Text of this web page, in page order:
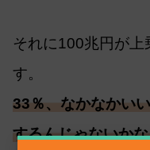
それに100兆円が
す。
33％、なかなかい
するんじゃないか